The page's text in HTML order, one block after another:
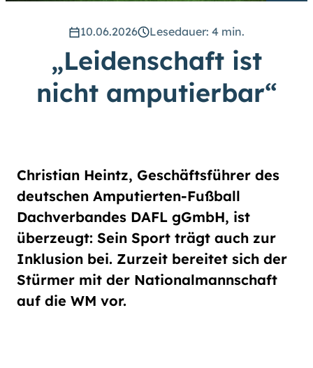
vergrößern. (Einfach bei
Schriftgröße das Feldgroß
anwählen.)
Übrigens: Unsere Videos sind mit
Untertiteln versehen.
Gebärdensprache (DGS)
Animationen
an
aus
10.06.2026 Lesedauer: 4 min.
„Leidenschaft ist
nicht amputierbar“
Christian Heintz, Geschäftsführer des
deutschen Amputierten-Fußball
Dachverbandes DAFL gGmbH, ist
überzeugt: Sein Sport trägt auch zur
Inklusion bei. Zurzeit bereitet sich der
Stürmer mit der Nationalmannschaft
auf die WM vor.